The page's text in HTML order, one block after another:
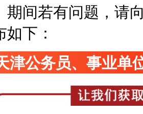
期间若有问题，请
下：
津公务员、事业单